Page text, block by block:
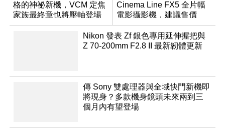
格的神祕新機，VCM 定焦
家族最終章也將壓軸登場
Cinema Line FX5 全片幅
電影攝影機，建議售價
NT$144,980
Nikon 發表 Zf 銀色專用延伸握把與
Z 70-200mm F2.8 II 最新韌體更新
傳 Sony 雙處理器與全域快門新機即
將現身？多款機身鏡頭未來兩到三
個月內有望登場